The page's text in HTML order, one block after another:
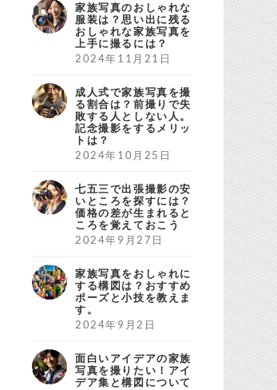
家族写真のおしゃれな
服装は？思い出に残る
おしゃれな家族写真を
上手に撮るには？
2024年11月21日
成人式で家族写真を撮
る割合は？前撮りで失
敗する人としない人。
記念撮影をするメリッ
トは？
2024年10月25日
七五三で出張撮影の安
いところを探すには？
価格の差が生まれると
ころを覚えておこう
2024年9月27日
家族写真をおしゃれに
する構図は？おすすめ
ポーズと小技を教えま
す。
2024年9月2日
面白いアイデアの家族
写真を撮りたい！アイ
デア集と構図について